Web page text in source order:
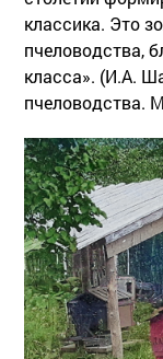
классика. Это
пчеловодства,
класса». (И.А.
пчеловодства.